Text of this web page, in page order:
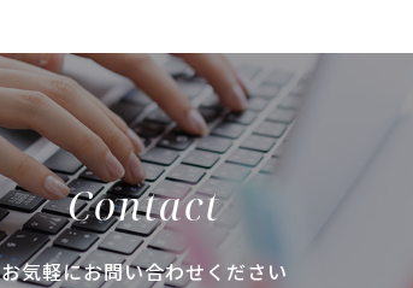
Contact
お気軽にお問い合わせください